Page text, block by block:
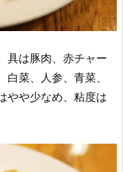
具は豚肉、赤チャー
菜、人参、青菜、
やや少なめ、粘度は